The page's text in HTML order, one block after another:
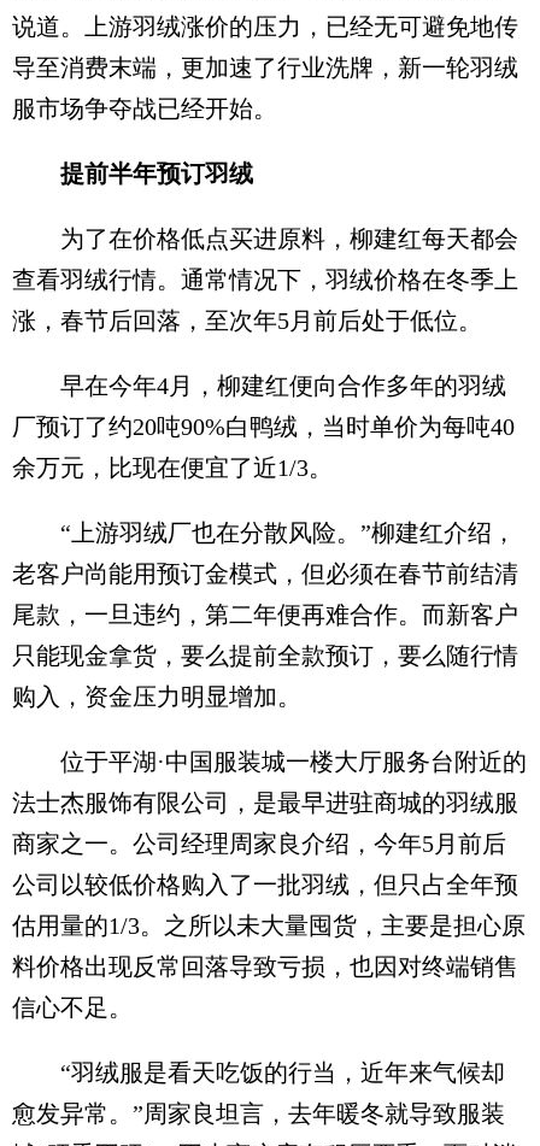
说道。上游羽绒涨价的压力，已经无可避免地传
导至消费末端，更加速了行业洗牌，新一轮羽绒
服市场争夺战已经开始。
提前半年预订羽绒
为了在价格低点买进原料，柳建红每天都会
查看羽绒行情。通常情况下，羽绒价格在冬季上
涨，春节后回落，至次年5月前后处于低位。
早在今年4月，柳建红便向合作多年的羽绒
厂预订了约20吨90%白鸭绒，当时单价为每吨40
余万元，比现在便宜了近1/3。
“上游羽绒厂也在分散风险。”柳建红介绍，
老客户尚能用预订金模式，但必须在春节前结清
尾款，一旦违约，第二年便再难合作。而新客户
只能现金拿货，要么提前全款预订，要么随行情
购入，资金压力明显增加。
位于平湖·中国服装城一楼大厅服务台附近的
法士杰服饰有限公司，是最早进驻商城的羽绒服
商家之一。公司经理周家良介绍，今年5月前后
公司以较低价格购入了一批羽绒，但只占全年预
估用量的1/3。之所以未大量囤货，主要是担心原
料价格出现反常回落导致亏损，也因对终端销售
信心不足。
“羽绒服是看天吃饭的行当，近年来气候却
愈发异常。”周家良坦言，去年暖冬就导致服装